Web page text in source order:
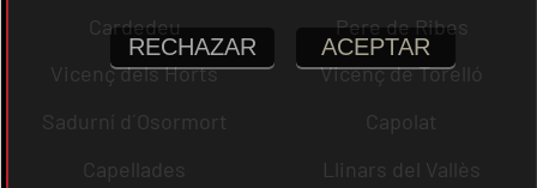
Cardedeu
Pere de Ribes
Vicenç dels Horts
Vicenç de Torelló
Sadurní d´Osormort
Capolat
Capellades
Llinars del Vallès
RECHAZAR ACEPTAR